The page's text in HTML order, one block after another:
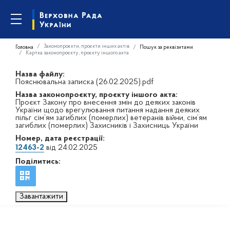
Головна Законопроєкти, проєкти інших актів
Пошук за реквізитами
Картка законопроєкту, проєкту іншого акта
Назва файлу:
Пояснювальна записка (26.02.2025).pdf
Назва законопроєкту, проєкту іншого акта:
Проєкт Закону про внесення змін до деяких законів
України щодо врегулювання питання надання деяких
пільг сім’ям загиблих (померлих) ветеранів війни, сім’ям
загиблих (померлих) Захисників і Захисниць України
Номер, дата реєстрації:
12463-2 від 24.02.2025
Поділитись:
Завантажити